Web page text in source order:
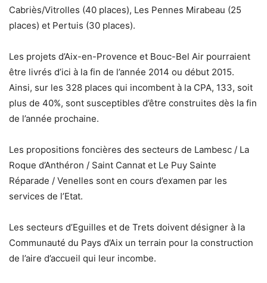
Cabriès/Vitrolles (40 places), Les Pennes Mirabeau (25
places) et Pertuis (30 places).
Les projets d’Aix-en-Provence et Bouc-Bel Air pourraient
être livrés d’ici à la fin de l’année 2014 ou début 2015.
Ainsi, sur les 328 places qui incombent à la CPA, 133, soit
plus de 40%, sont susceptibles d’être construites dès la fin
de l’année prochaine.
Les propositions foncières des secteurs de Lambesc / La
Roque d’Anthéron / Saint Cannat et Le Puy Sainte
Réparade / Venelles sont en cours d’examen par les
services de l’Etat.
Les secteurs d’Eguilles et de Trets doivent désigner à la
Communauté du Pays d’Aix un terrain pour la construction
de l’aire d’accueil qui leur incombe.